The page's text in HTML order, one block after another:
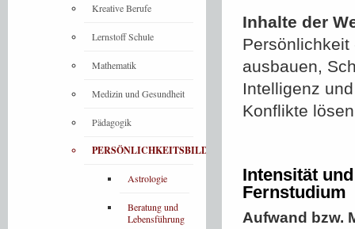
Inhalte der
ausbauen,
Intelligenz
Konflikte
Intensität
Fernstudium
Aufwand bzw.
Kreative Berufe
Lernstoff Schule
Mathematik
Medizin und Gesundheit
Pädagogik
PERSÖNLICHKEITSBILDUNG
Astrologie
Beratung und
Lebensführung